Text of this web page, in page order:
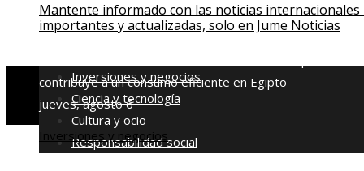
individuales más grandes y su impacto en la ciencia y
tecnología
Modelos de desarrollo sostenible basados en
contribuye a un consumo eficiente en Egipto
jueves, agosto 6
Mantente informado con las noticias internacionales
importantes y actualizadas, solo en Jume Noticias
Inversiones y negocios
Ciencia y tecnología
Cultura y ocio
Responsabilidad social
Inversiones y negocios